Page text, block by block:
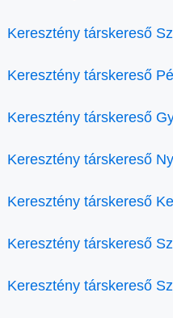
Keresztény társkereső
Keresztény társkereső
Keresztény társkereső
Keresztény társkereső
Keresztény társkereső
Keresztény társkereső
Keresztény társkereső